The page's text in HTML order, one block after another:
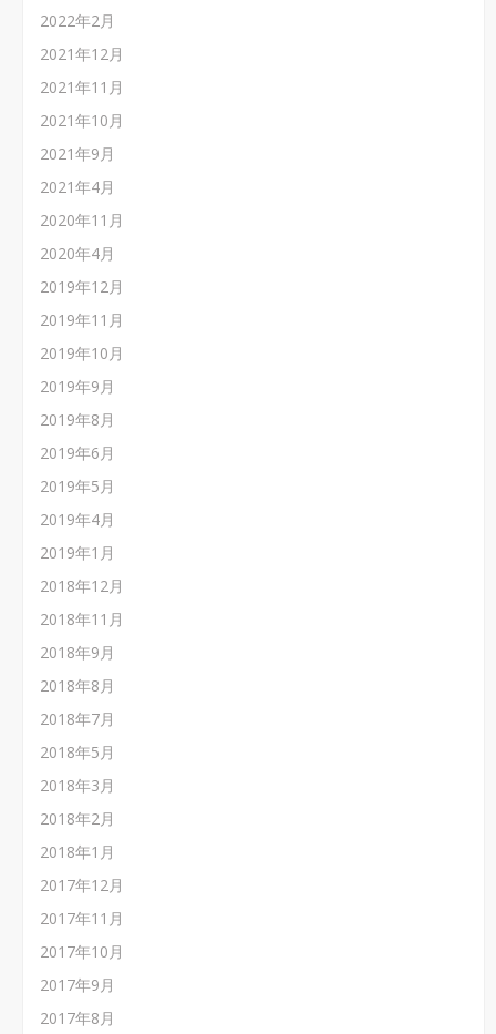
2022年2月
2021年12月
2021年11月
2021年10月
2021年9月
2021年4月
2020年11月
2020年4月
2019年12月
2019年11月
2019年10月
2019年9月
2019年8月
2019年6月
2019年5月
2019年4月
2019年1月
2018年12月
2018年11月
2018年9月
2018年8月
2018年7月
2018年5月
2018年3月
2018年2月
2018年1月
2017年12月
2017年11月
2017年10月
2017年9月
2017年8月